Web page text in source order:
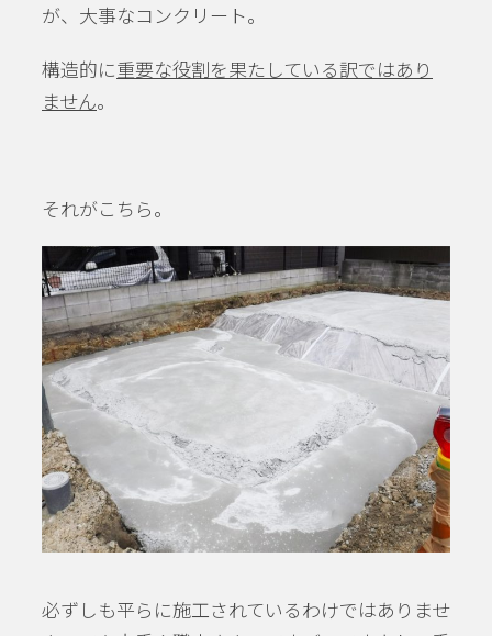
が、大事なコンクリート。
構造的に重要な役割を果たしている訳ではあり
ません。
それがこちら。
必ずしも平らに施工されているわけではありませ